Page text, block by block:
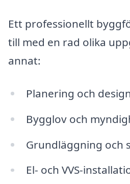
Ett professionellt
till med en rad olika
annat:
Planering och
Bygglov och
Grundläggning och
El- och VVS-